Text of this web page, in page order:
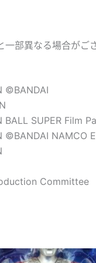
部異なる場合がご
©BANDAI
SUPER Film
©BANDAI NAMCO
Committee